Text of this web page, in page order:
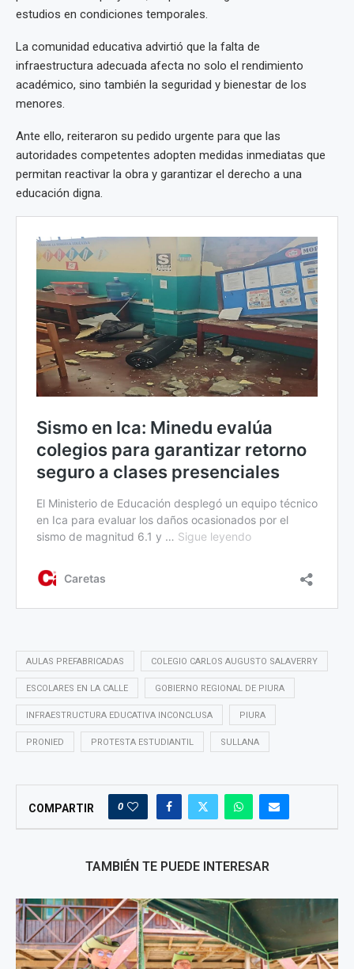
estudios en condiciones temporales.
La comunidad educativa advirtió que la falta de
infraestructura adecuada afecta no solo el rendimiento
académico, sino también la seguridad y bienestar de los
menores.
Ante ello, reiteraron su pedido urgente para que las
autoridades competentes adopten medidas inmediatas que
permitan reactivar la obra y garantizar el derecho a una
educación digna.
AULAS PREFABRICADAS COLEGIO CARLOS AUGUSTO SALAVERRY
ESCOLARES EN LA CALLE GOBIERNO REGIONAL DE PIURA
INFRAESTRUCTURA EDUCATIVA INCONCLUSA PIURA
PRONIED PROTESTA ESTUDIANTIL SULLANA
COMPARTIR 0
TAMBIÉN TE PUEDE INTERESAR